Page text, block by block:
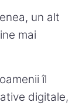
un alt
mai
îl
digitale,